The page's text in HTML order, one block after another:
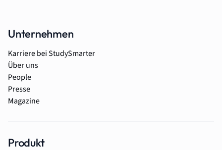
Unternehmen
Karriere bei StudySmarter
Über uns
People
Presse
Magazine
Produkt